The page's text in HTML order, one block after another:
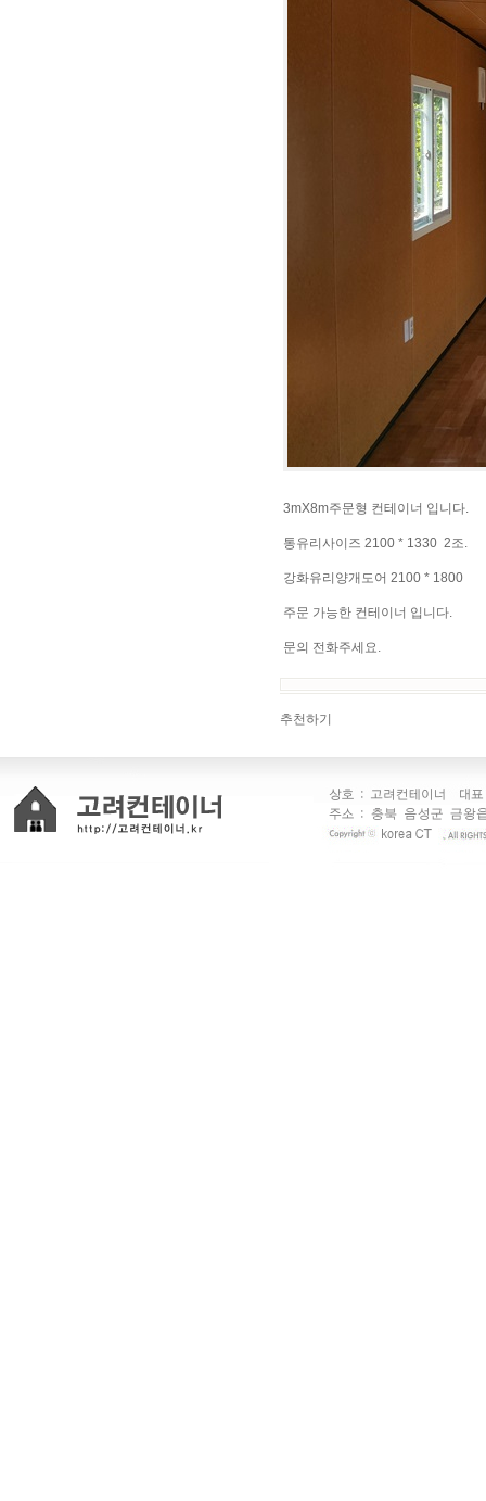
3mX8m주문형 컨테이너 입니다.
통유리사이즈 2100 * 1330 2조.
강화유리양개도어 2100 * 1800
주문 가능한 컨테이너 입니다.
문의 전화주세요.
추천하기